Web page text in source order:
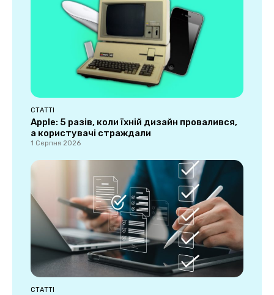
СТАТТІ
Apple: 5 разів, коли їхній дизайн провалився,
а користувачі страждали
1 Серпня 2026
СТАТТІ